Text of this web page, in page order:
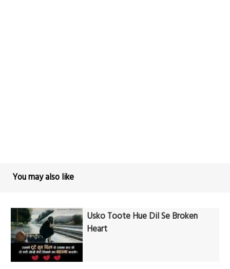
You may also like
Usko Toote Hue Dil Se Broken
Heart